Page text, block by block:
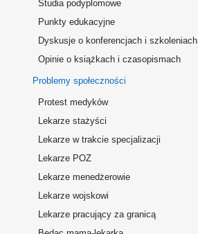
Studia podyplomowe
Punkty edukacyjne
Dyskusje o konferencjach i szkoleniach
Opinie o książkach i czasopismach
Problemy społeczności
Protest medyków
Lekarze stażyści
Lekarze w trakcie specjalizacji
Lekarze POZ
Lekarze menedżerowie
Lekarze wojskowi
Lekarze pracujący za granicą